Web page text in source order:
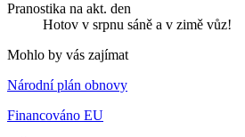
Pranostika na akt. den
Hotov v srpnu sáně a v zimě vůz!
Mohlo by vás zajímat
Národní plán obnovy
Financováno EU